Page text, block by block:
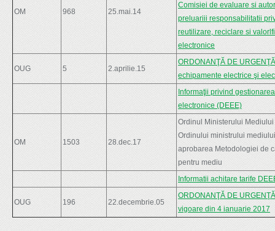
OM 968 25.mai.14
Comisiei de evaluare si
preluariii responsabilitatii
reutilizare, reciclare si
electronice
OUG 5 2.aprilie.15
ORDONANŢĂ DE
echipamente electrice şi
Informaţii privind
electronice (DEEE)
OM 1503 28.dec.17
Ordinul Ministerului
Ordinului ministrului
aprobarea Metodologiei de
pentru mediu
Informatii achitare tarife
OUG 196 22.decembrie.05
ORDONANŢĂ DE
vigoare din 4 ianuarie 2017